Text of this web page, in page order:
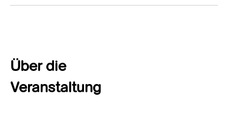
Über die
Veranstaltung